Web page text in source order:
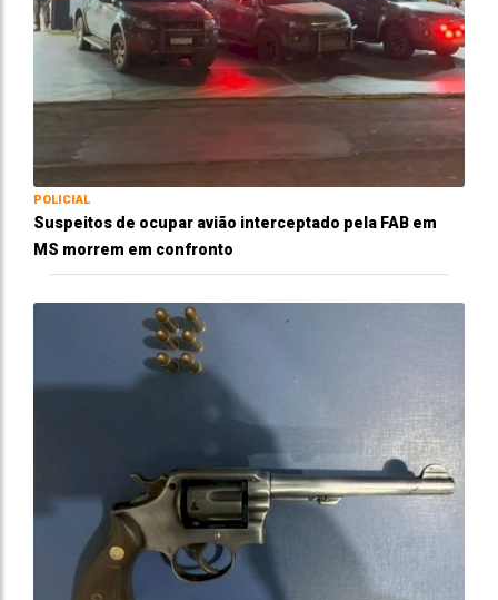
POLICIAL
Suspeitos de ocupar avião interceptado pela FAB em
MS morrem em confronto